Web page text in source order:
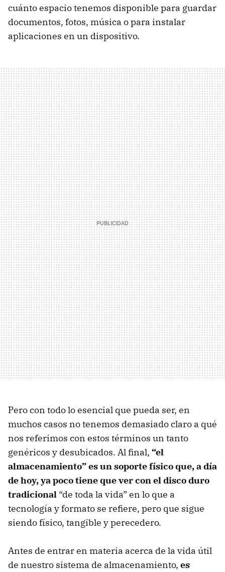
cuánto espacio tenemos disponible para guardar
documentos, fotos, música o para instalar
aplicaciones en un dispositivo.
Pero con todo lo esencial que pueda ser, en
muchos casos no tenemos demasiado claro a qué
nos referimos con estos términos un tanto
genéricos y desubicados. Al final, “el
almacenamiento” es un soporte físico que, a día
de hoy, ya poco tiene que ver con el disco duro
tradicional “de toda la vida” en lo que a
tecnología y formato se refiere, pero que sigue
siendo físico, tangible y perecedero.
Antes de entrar en materia acerca de la vida útil
de nuestro sistema de almacenamiento, es